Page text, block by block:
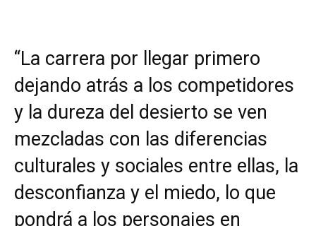
“La carrera por llegar primero
dejando atrás a los competidores
y la dureza del desierto se ven
mezcladas con las diferencias
culturales y sociales entre ellas, la
desconfianza y el miedo, lo que
pondrá a los personajes en